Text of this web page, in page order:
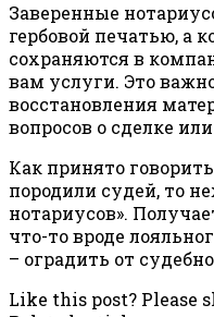
Заверенные
гербовой печатью, а
сохраняются в
вам услуги. Это
восстановления
вопросов о сделке
Как принято
породили судей, то
нотариусов».
что-то вроде
– оградить от
Like this post? Please